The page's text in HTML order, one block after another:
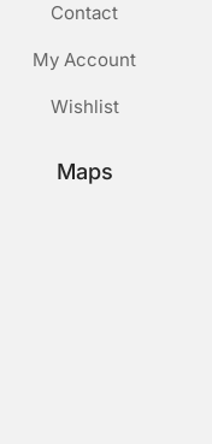
Contact
My Account
Wishlist
Maps